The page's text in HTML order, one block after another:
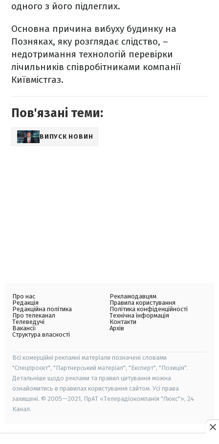
одного з його підлеглих.
Основна причина вибуху будинку на
Позняках, яку розглядає слідство, –
недотримання технологій перевірки
лічильників співробітниками компанії
Київмістгаз.
Пов'язані теми:
ВИПУСК НОВИН
Про нас
Редакція
Редакційна політика
Про телеканал
Телеведучі
Вакансії
Структура власності
Рекламодавцям
Правила користування
Політика конфіденційності
Технічна інформація
Контакти
Архів
Всі комерційні рекламні матеріали позначені словами
"Спецпроєкт", "Партнерський матеріал", "Експерт", "Позиція".
Детальніше щодо реклами та правил цитування можна
ознайомитись в правилах користування сайтом. Усі права
захищені. © 2005—2021, ПрАТ «Телерадіокомпанія "Люкс"», 24
Канал.